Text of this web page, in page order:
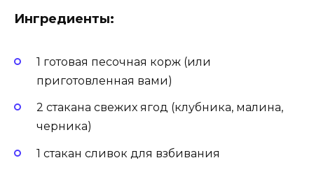
Ингредиенты:
1 готовая песочная корж (или
приготовленная вами)
2 стакана свежих ягод (клубника, малина,
черника)
1 стакан сливок для взбивания